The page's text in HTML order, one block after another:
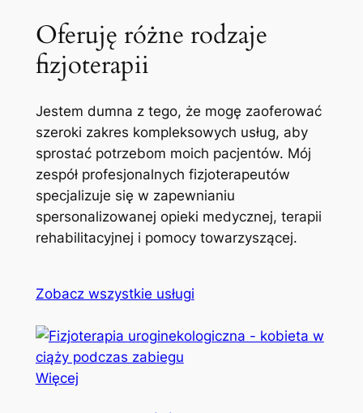
Oferuję różne rodzaje
fizjoterapii
Jestem dumna z tego, że mogę zaoferować
szeroki zakres kompleksowych usług, aby
sprostać potrzebom moich pacjentów. Mój
zespół profesjonalnych fizjoterapeutów
specjalizuje się w zapewnianiu
spersonalizowanej opieki medycznej, terapii
rehabilitacyjnej i pomocy towarzyszącej.
Zobacz wszystkie usługi
Więcej